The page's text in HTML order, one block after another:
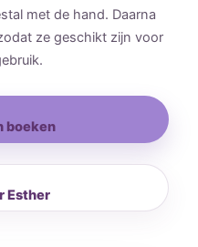
met de hand. Daarna
ze geschikt zijn voor
boeken
Esther